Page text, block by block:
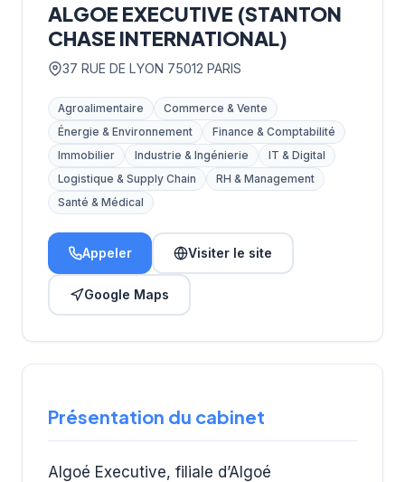
ALGOE EXECUTIVE (STANTON
CHASE INTERNATIONAL)
37 RUE DE LYON 75012 PARIS
Agroalimentaire
Commerce & Vente
Énergie & Environnement
Finance & Comptabilité
Immobilier
Industrie & Ingénierie
IT & Digital
Logistique & Supply Chain
RH & Management
Santé & Médical
Appeler Visiter le site
Google Maps
Présentation du cabinet
Algoé Executive, filiale d’Algoé